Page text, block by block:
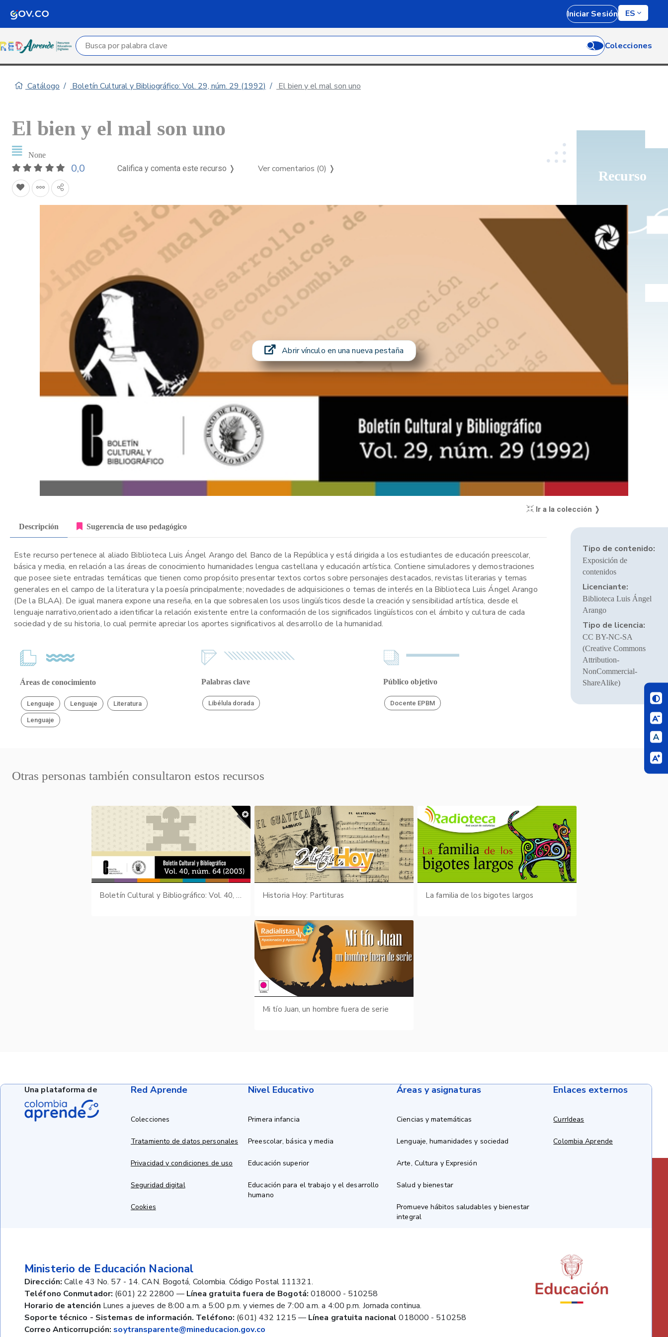
Iniciar Sesión ES
Campo de búsqueda por palabra clave Colecciones
Catálogo Boletín Cultural y Bibliográfico: Vol. 29, núm. 29 (1992) El bien y el mal son uno
Recurso
El bien y el mal son uno
None
0,0 Califica y comenta este recurso ❭ Ver comentarios (0) ❭
Abrir vínculo en una nueva pestaña
Ir a la colección ❭
Descripción Sugerencia de uso pedagógico
Este recurso pertenece al aliado Biblioteca Luis Ángel Arango del Banco de la República y está dirigida a los estudiantes de educación preescolar,
básica y media, en relación a las áreas de conocimiento humanidades lengua castellana y educación artística. Contiene simuladores y demostraciones
que posee siete entradas temáticas que tienen como propósito presentar textos cortos sobre personajes destacados, revistas literarias y temas
generales en el campo de la literatura y la poesía principalmente; novedades de adquisiciones o temas de interés en la Biblioteca Luis Ángel Arango
(De la BLAA). De igual manera expone una reseña, en la que sobresalen los usos lingüísticos desde la creación y sensibilidad artística, desde el
lenguaje narrativo,orientado a identificar la relación existente entre la conformación de los significados lingüísticos con el ámbito y cultura de cada
sociedad y de su historia, lo cual permite apreciar los aportes significativos al desarrollo de la humanidad.
Áreas de conocimiento
Lenguaje Lenguaje Literatura
Lenguaje
Palabras clave
Libélula dorada
Público objetivo
Docente EPBM
Tipo de contenido:
Exposición de
contenidos
Licenciante:
Biblioteca Luis Ángel
Arango
Tipo de licencia:
CC BY-NC-SA
(Creative Commons
Attribution-
NonCommercial-
ShareAlike)
Otras personas también consultaron estos recursos
Boletín Cultural y Bibliográfico: Vol. 40, núm. 64 (2003) Historia Hoy: Partituras La familia de los bigotes largos
Mi tío Juan, un hombre fuera de serie
Red Aprende
Colecciones
Tratamiento de datos personales
Privacidad y condiciones de uso
Seguridad digital
Cookies
Nivel Educativo
Primera infancia
Preescolar, básica y media
Educación superior
Educación para el trabajo y el desarrollo
humano
Áreas y asignaturas
Ciencias y matemáticas
Lenguaje, humanidades y sociedad
Arte, Cultura y Expresión
Salud y bienestar
Promueve hábitos saludables y bienestar
integral
Enlaces externos
CurrIdeas
Colombia Aprende
Ministerio de Educación Nacional
Dirección: Calle 43 No. 57 - 14. CAN. Bogotá, Colombia. Código Postal 111321.
Teléfono Conmutador: (601) 22 22800 — Línea gratuita fuera de Bogotá: 018000 - 510258
Horario de atención Lunes a jueves de 8:00 a.m. a 5:00 p.m. y viernes de 7:00 a.m. a 4:00 p.m. Jornada continua.
Soporte técnico - Sistemas de información. Teléfono: (601) 432 1215 — Línea gratuita nacional 018000 - 510258
Correo Anticorrupción: soytransparente@mineducacion.gov.co
Una plataforma de